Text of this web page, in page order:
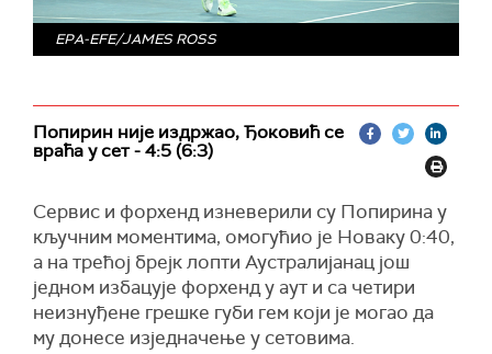
EPA-EFE/JAMES ROSS
Попирин није издржао, Ђоковић се
враћа у сет - 4:5 (6:3)
Сервис и форхенд изневерили су Попирина у
кључним моментима, омогућио је Новаку 0:40,
а на трећој брејк лопти Аустралијанац још
једном избацује форхенд у аут и са четири
неизнуђене грешке губи гем који је могао да
му донесе изједначење у сетовима.